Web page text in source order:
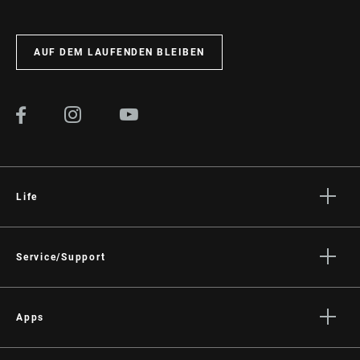
AUF DEM LAUFENDEN BLEIBEN
Life
Kultur
Service/Support
Händler Support
Apps